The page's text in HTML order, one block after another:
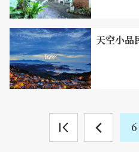
天空小品
6